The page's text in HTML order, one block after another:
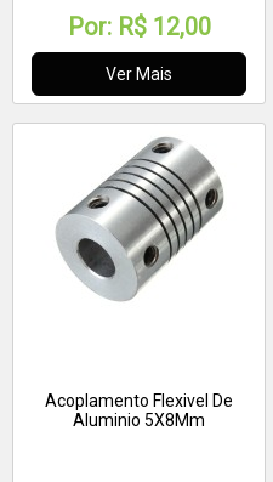
Por: R$ 12,00
Ver Mais
Acoplamento Flexivel De
Aluminio 5X8Mm